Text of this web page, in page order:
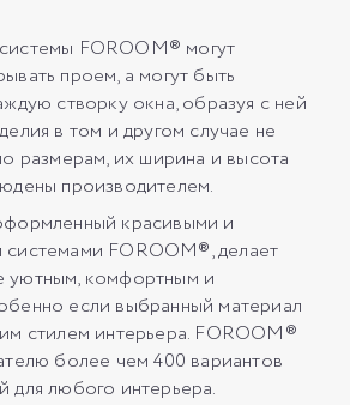
FOROOM® могут
проем, а могут быть
створку окна, образуя с ней
в том и другом случае не
размерам, их ширина и высота
производителем.
красивыми и
FOROOM®, делает
уютным, комфортным и
если выбранный материал
стилем интерьера. FOROOM®
более чем 400 вариантов
для любого интерьера.